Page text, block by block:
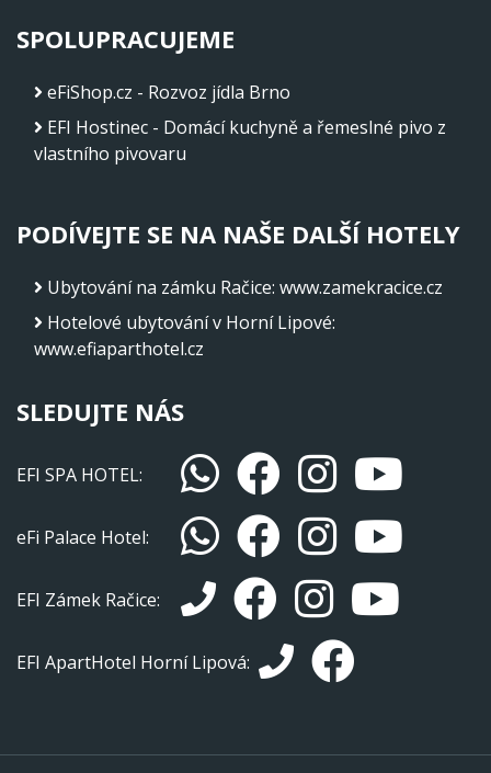
SPOLUPRACUJEME
eFiShop.cz - Rozvoz jídla Brno
EFI Hostinec - Domácí kuchyně a řemeslné pivo z
vlastního pivovaru
PODÍVEJTE SE NA NAŠE DALŠÍ HOTELY
Ubytování na zámku Račice: www.zamekracice.cz
Hotelové ubytování v Horní Lipové:
www.efiaparthotel.cz
SLEDUJTE NÁS
EFI SPA HOTEL:
eFi Palace Hotel:
EFI Zámek Račice:
EFI ApartHotel Horní Lipová: